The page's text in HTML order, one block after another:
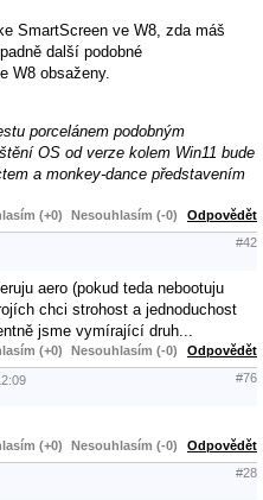
SmartScreen ve W8, zda máš
další podobné
W8 obsaženy.
porcelánem podobným
OS od verze kolem Win11 bude
a monkey-dance představením
(+0) Nesouhlasím (-0) Odpovědět
#42
aero (pokud teda nebootuju
chci strohost a jednoduchost
jsme vymírající druh...
(+0) Nesouhlasím (-0) Odpovědět
#76
(+0) Nesouhlasím (-0) Odpovědět
#28